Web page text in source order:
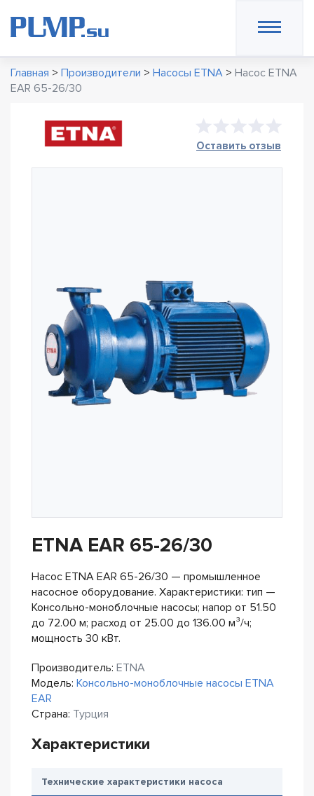
Главная > Производители > Насосы ETNA > Насос ETNA
EAR 65-26/30
Оставить отзыв
ETNA EAR 65-26/30
Насос ETNA EAR 65-26/30 — промышленное
насосное оборудование. Характеристики: тип —
Консольно-моноблочные насосы; напор от 51.50
до 72.00 м; расход от 25.00 до 136.00 м³/ч;
мощность 30 кВт.
Производитель: ETNA
Модель: Консольно-моноблочные насосы ETNA
EAR
Страна: Турция
Характеристики
Технические характеристики насоса